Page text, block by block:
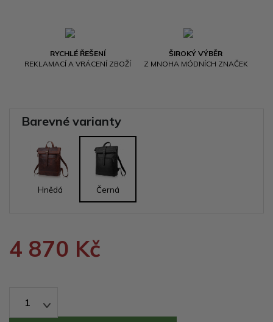
RYCHLÉ ŘEŠENÍ
REKLAMACÍ A VRÁCENÍ ZBOŽÍ
ŠIROKÝ VÝBĚR
Z MNOHA MÓDNÍCH ZNAČEK
Barevné varianty
Hnědá Černá
4 870 Kč
1